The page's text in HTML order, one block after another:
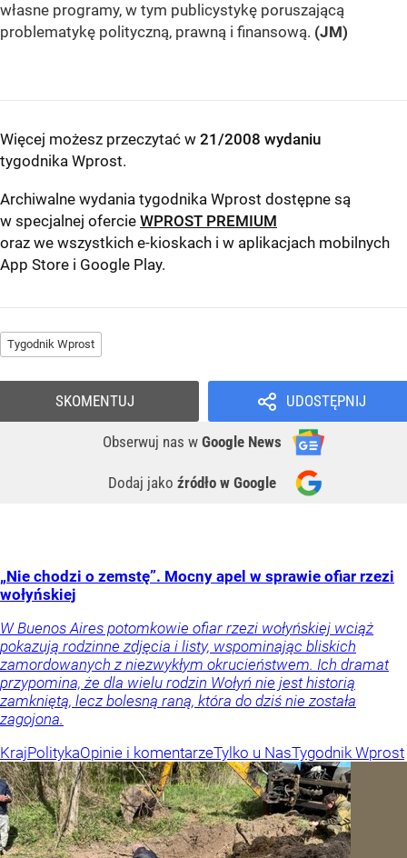
własne programy, w tym publicystykę poruszającą
problematykę polityczną, prawną i finansową. (JM)
Więcej możesz przeczytać w 21/2008 wydaniu
tygodnika Wprost.
Archiwalne wydania tygodnika Wprost dostępne są
w specjalnej ofercie WPROST PREMIUM
oraz we wszystkich e-kioskach i w aplikacjach mobilnych
App Store i Google Play.
Tygodnik Wprost
UDOSTĘPNIJ
Obserwuj nas w Google News
Dodaj jako źródło w Google
SKOMENTUJ
„Nie chodzi o zemstę”. Mocny apel w sprawie ofiar rzezi
wołyńskiej
W Buenos Aires potomkowie ofiar rzezi wołyńskiej wciąż
pokazują rodzinne zdjęcia i listy, wspominając bliskich
zamordowanych z niezwykłym okrucieństwem. Ich dramat
przypomina, że dla wielu rodzin Wołyń nie jest historią
zamkniętą, lecz bolesną raną, która do dziś nie została
zagojona.
KrajPolitykaOpinie i komentarzeTylko u NasTygodnik Wprost